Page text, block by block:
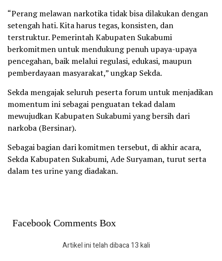
“Perang melawan narkotika tidak bisa dilakukan dengan
setengah hati. Kita harus tegas, konsisten, dan
terstruktur. Pemerintah Kabupaten Sukabumi
berkomitmen untuk mendukung penuh upaya-upaya
pencegahan, baik melalui regulasi, edukasi, maupun
pemberdayaan masyarakat,” ungkap Sekda.
Sekda mengajak seluruh peserta forum untuk menjadikan
momentum ini sebagai penguatan tekad dalam
mewujudkan Kabupaten Sukabumi yang bersih dari
narkoba (Bersinar).
Sebagai bagian dari komitmen tersebut, di akhir acara,
Sekda Kabupaten Sukabumi, Ade Suryaman, turut serta
dalam tes urine yang diadakan.
Facebook Comments Box
Artikel ini telah dibaca 13 kali